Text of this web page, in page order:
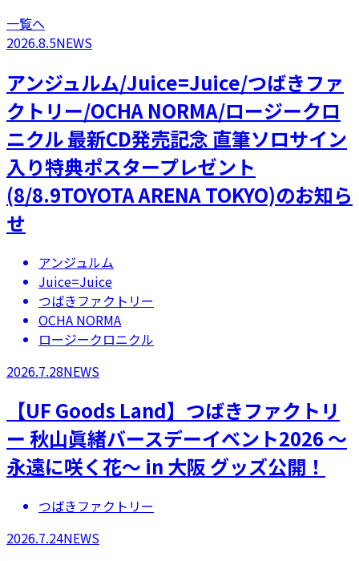
一覧へ
2026.8.5NEWS
アンジュルム/Juice=Juice/つばきファ
クトリー/OCHA NORMA/ロージークロ
ニクル 最新CD発売記念 直筆ソロサイン
入り特典ポスタープレゼント
(8/8.9TOYOTA ARENA TOKYO)のお知ら
せ
アンジュルム
Juice=Juice
つばきファクトリー
OCHA NORMA
ロージークロニクル
2026.7.28NEWS
【UF Goods Land】つばきファクトリ
ー 秋山眞緒バースデーイベント2026 ～
永遠に咲く花～ in 大阪 グッズ公開！
つばきファクトリー
2026.7.24NEWS